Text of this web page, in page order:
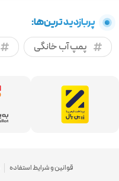
پربازدید ترین‌ها:
پمپ آب خانگی
قوانین و شرایط استفاده